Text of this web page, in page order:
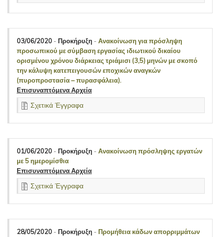
03/06/2020 - Προκήρυξη - Ανακοίνωση για πρόσληψη
προσωπικού με σύμβαση εργασίας ιδιωτικού δικαίου
ορισμένου χρόνου διάρκειας τριάμισι (3,5) μηνών με σκοπό
την κάλυψη κατεπειγουσών εποχικών αναγκών
(πυροπροστασία – πυρασφάλεια).
Επισυναπτόμενα Αρχεία
Σχετικά Έγγραφα
01/06/2020 - Προκήρυξη - Ανακοίνωση πρόσληψης εργατών
με 5 ημερομίσθια
Επισυναπτόμενα Αρχεία
Σχετικά Έγγραφα
28/05/2020 - Προκήρυξη - Προμήθεια κάδων απορριμμάτων